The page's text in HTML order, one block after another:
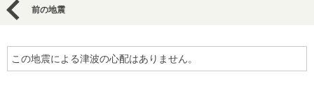
前の地震
この地震による津波の心配はありません。